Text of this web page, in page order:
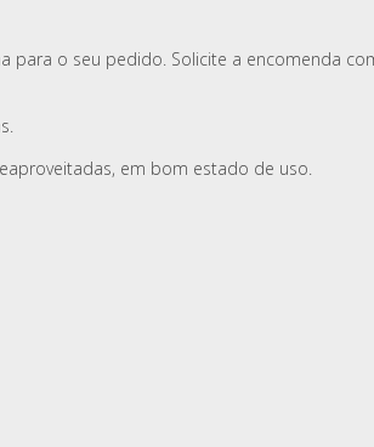
o seu pedido. Solicite a encomenda
em bom estado de uso.